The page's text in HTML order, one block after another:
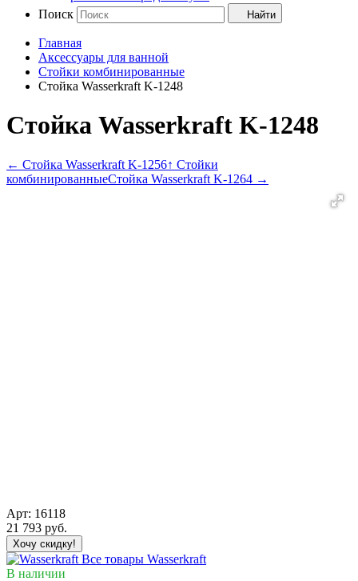
Поиск
Найти
Главная
Аксессуары для ванной
Стойки комбинированные
Стойка Wasserkraft K-1248
Стойка Wasserkraft K-1248
← Стойка Wasserkraft K-1256↑ Стойки
комбинированныеСтойка Wasserkraft K-1264 →
Арт: 16118
21 793 руб.
Хочу скидку!
Все товары Wasserkraft
В наличии